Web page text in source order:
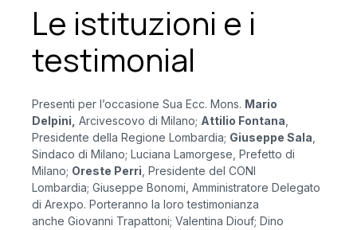
Le istituzioni e i
testimonial
Presenti per l’occasione Sua Ecc. Mons. Mario
Delpini, Arcivescovo di Milano; Attilio Fontana
Presidente della Regione Lombardia; Giuseppe Sala
Sindaco di Milano; Luciana Lamorgese, Prefetto di
Milano; Oreste Perri , Presidente del CONI
Lombardia; Giuseppe Bonomi, Amministratore Delegato
di Arexpo. Porteranno la loro testimonianza
anche Giovanni Trapattoni; Valentina Diouf; Dino